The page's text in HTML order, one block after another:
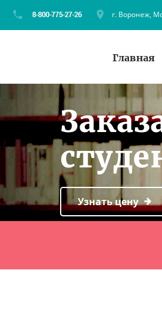
г. Воронеж,
Главная
Узнать цену